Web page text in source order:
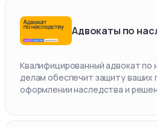
Адвокаты по
Квалифицированный адвокат по
делам обеспечит защиту ваших
оформлении наследства и